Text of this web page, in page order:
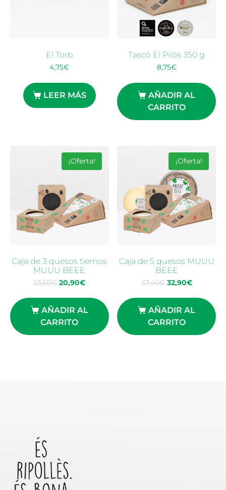
El Torb
4,75€
LEER MÁS
Tascó El Pilós 350 g
8,75€
AÑADIR AL
CARRITO
¡Oferta!
Caja de 3 quesos tiernos
MUUU BEEE
23,50€ 20,90€
AÑADIR AL
CARRITO
¡Oferta!
Caja de 5 quesos MUUU
BEEE
37,40€ 32,90€
AÑADIR AL
CARRITO